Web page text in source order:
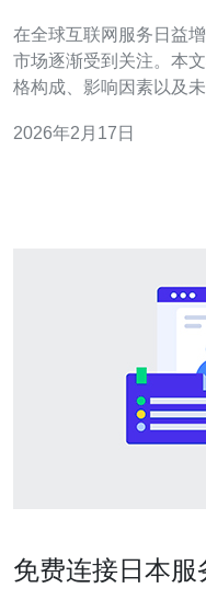
在全球互联网服务日益
市场逐渐受到关注。本
格构成、影响因素以及
少？ 在日本，服务器托
2026年2月17日
免费连接日本